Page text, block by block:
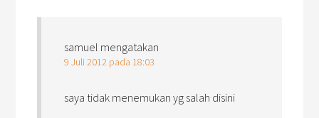
samuel mengatakan
9 Juli 2012 pada 18:03
saya tidak menemukan yg salah disini